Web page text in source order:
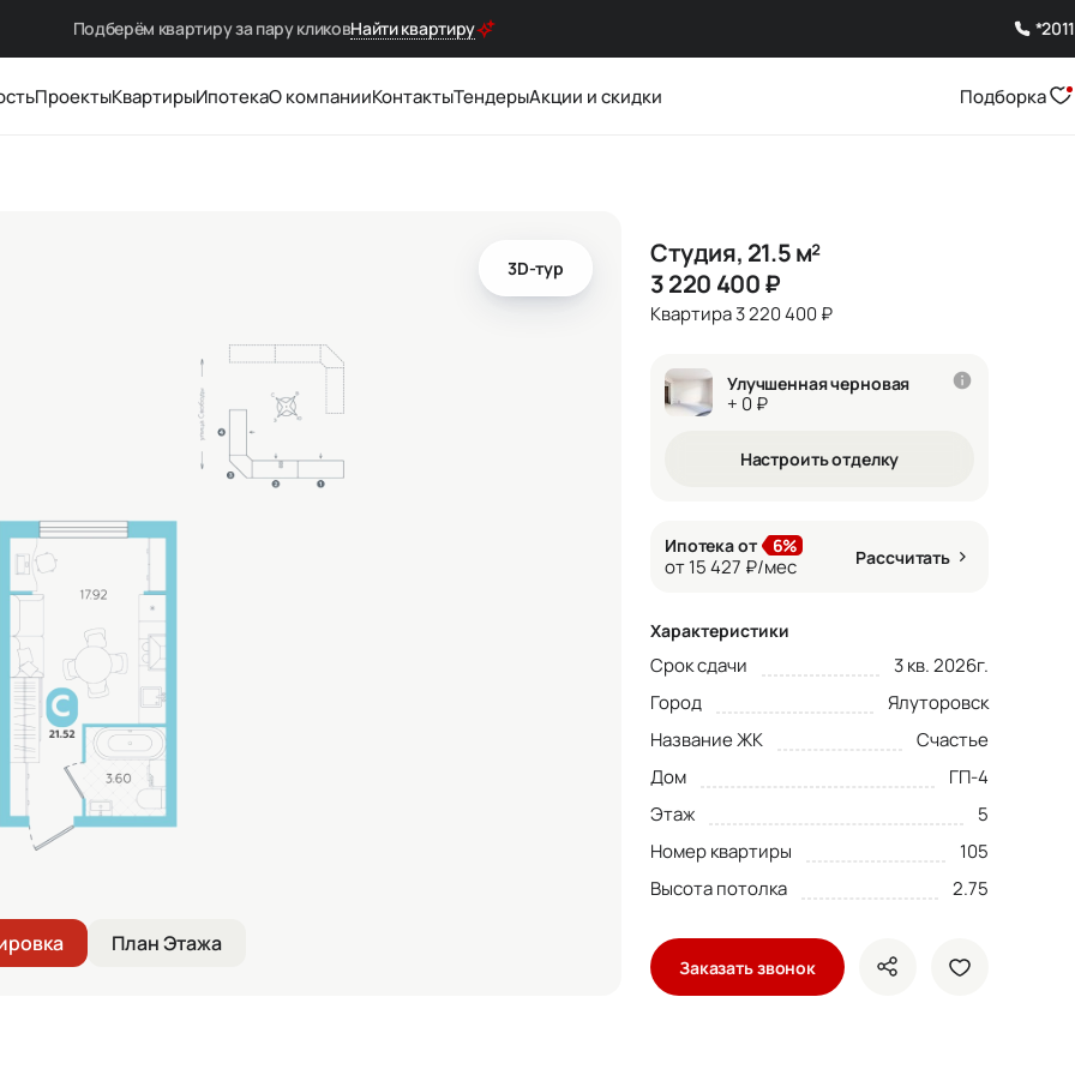
Подберём квартиру за пару кликовНайти квартиру *2011
ПроектыКвартирыИпотекаО компанииКонтактыТендерыАкции и скидки Подборка
План Этажа
3D-тур
Студия, 21.5 м²
3 220 400₽
Квартира 3 220 400 ₽
Улучшенная черновая
+ 0 ₽
Настроить отделку
Ипотека от 6%
от 15 427 ₽/мес Рассчитать
Характеристики
Срок сдачи
3 кв. 2026г.
Город
Ялуторовск
Название ЖК
Счастье
Дом
ГП-4
Этаж
5
Номер квартиры
105
Высота потолка
2.75
Заказать звонок показать кнопки
добавить в